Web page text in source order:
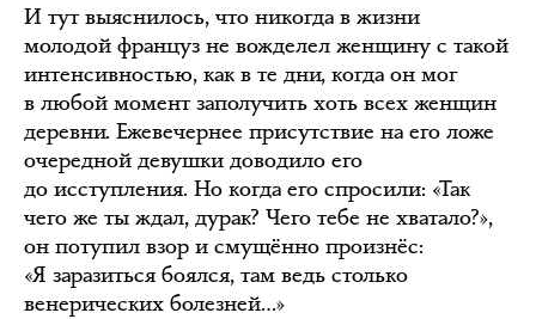
И тут выяснилось, что никогда в жизни
молодой француз не вожделел женщину с такой
интенсивностью, как в те дни, когда он мог
в любой момент заполучить хоть всех женщин
деревни. Ежевечернее присутствие на его ложе
очередной девушки доводило его
до исступления. Но когда его спросили: «Так
чего же ты ждал, дурак? Чего тебе не хватало?»,
он потупил взор и смущённо произнёс:
«Я заразиться боялся, там ведь столько
венерических болезней…»